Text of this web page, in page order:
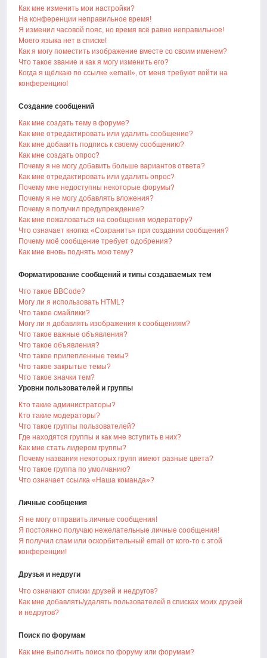
Как мне изменить мои настройки?
На конференции неправильное время!
Я изменил часовой пояс, но время всё равно неправильное!
Моего языка нет в списке!
Как я могу поместить изображение вместе со своим именем?
Что такое звание и как я могу изменить его?
Когда я щёлкаю по ссылке «email», от меня требуют войти на
конференцию!
Создание сообщений
Как мне создать тему в форуме?
Как мне отредактировать или удалить сообщение?
Как мне добавить подпись к своему сообщению?
Как мне создать опрос?
Почему я не могу добавить больше вариантов ответа?
Как мне отредактировать или удалить опрос?
Почему мне недоступны некоторые форумы?
Почему я не могу добавлять вложения?
Почему я получил предупреждение?
Как мне пожаловаться на сообщения модератору?
Что означает кнопка «Сохранить» при создании сообщения?
Почему моё сообщение требует одобрения?
Как мне вновь поднять мою тему?
Форматирование сообщений и типы создаваемых тем
Что такое BBCode?
Могу ли я использовать HTML?
Что такое смайлики?
Могу ли я добавлять изображения к сообщениям?
Что такое важные объявления?
Что такое объявления?
Что такое прилепленные темы?
Что такое закрытые темы?
Что такое значки тем?
Уровни пользователей и группы
Кто такие администраторы?
Кто такие модераторы?
Что такое группы пользователей?
Где находятся группы и как мне вступить в них?
Как мне стать лидером группы?
Почему названия некоторых групп имеют разные цвета?
Что такое группа по умолчанию?
Что означает ссылка «Наша команда»?
Личные сообщения
Я не могу отправить личные сообщения!
Я постоянно получаю нежелательные личные сообщения!
Я получил спам или оскорбительный email от кого-то с этой
конференции!
Друзья и недруги
Что означают списки друзей и недругов?
Как мне добавлять/удалять пользователей в списках моих друзей
и недругов?
Поиск по форумам
Как мне выполнить поиск по форуму или форумам?